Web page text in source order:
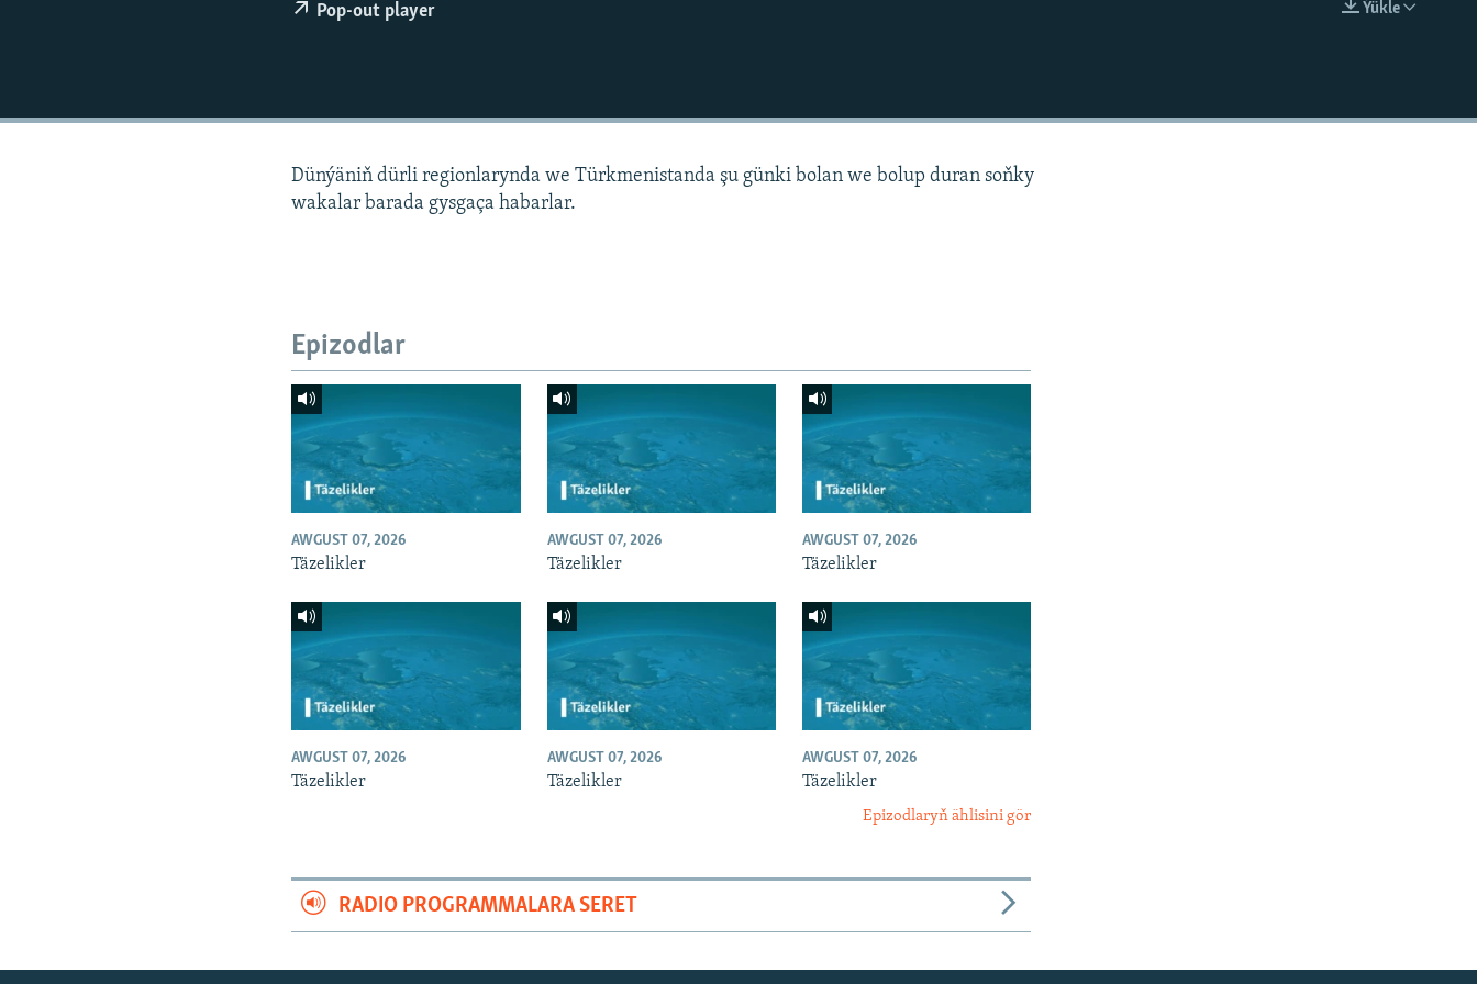
Ýükle
Pop-out player
Dünýäniň dürli regionlarynda we Türkmenistanda şu günki bolan we bolup duran soňky
wakalar barada gysgaça habarlar.
Epizodlar
AWGUST 07, 2026
Täzelikler
AWGUST 07, 2026
Täzelikler
AWGUST 07, 2026
Täzelikler
AWGUST 07, 2026
Täzelikler
AWGUST 07, 2026
Täzelikler
AWGUST 07, 2026
Täzelikler
Epizodlaryň ählisini gör
RADIO PROGRAMMALARA SERET